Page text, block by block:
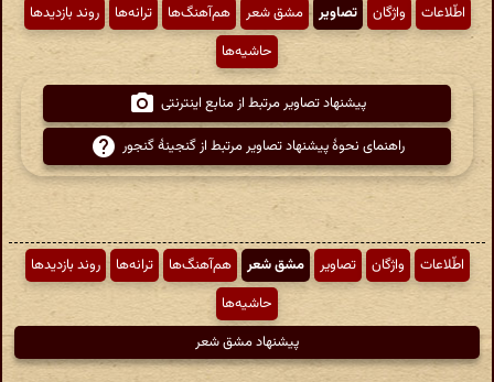
اطّلاعات واژگان تصاویر مشق شعر هم‌آهنگ‌ها ترانه‌ها
روند بازدیدها
حاشیه‌ها
پیشنهاد تصاویر مرتبط از منابع اینترنتی
راهنمای نحوهٔ پیشنهاد تصاویر مرتبط از گنجینهٔ گنجور
اطّلاعات واژگان تصاویر مشق شعر هم‌آهنگ‌ها ترانه‌ها
روند بازدیدها
حاشیه‌ها
پیشنهاد مشق شعر